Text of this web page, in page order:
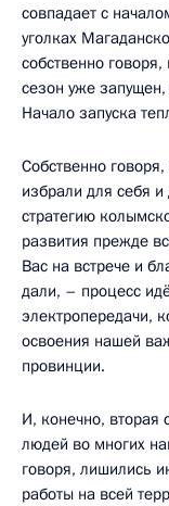
совпадает с
уголках
собственно
сезон уже
Начало запуска
Собственно
избрали для себя
стратегию
развития прежде
Вас на встрече и
дали, – процесс
электропередачи,
освоения нашей
провинции.
И, конечно, вторая
людей во многих
говоря, лишились
работы на всей